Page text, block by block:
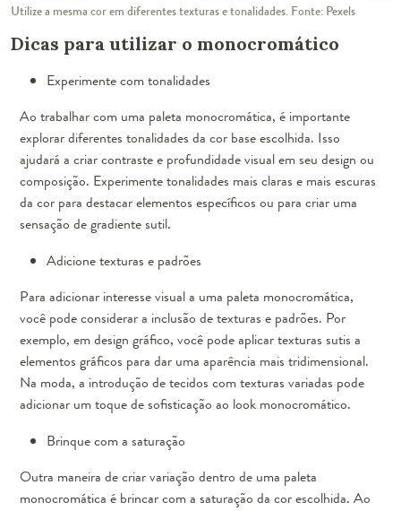
Utilize a mesma cor em diferentes texturas e tonalidades. Fonte: Pexels
Dicas para utilizar o monocromático
Experimente com tonalidades
Ao trabalhar com uma paleta monocromática, é importante
explorar diferentes tonalidades da cor base escolhida. Isso
ajudará a criar contraste e profundidade visual em seu design ou
composição. Experimente tonalidades mais claras e mais escuras
da cor para destacar elementos específicos ou para criar uma
sensação de gradiente sutil.
Adicione texturas e padrões
Para adicionar interesse visual a uma paleta monocromática,
você pode considerar a inclusão de texturas e padrões. Por
exemplo, em design gráfico, você pode aplicar texturas sutis a
elementos gráficos para dar uma aparência mais tridimensional.
Na moda, a introdução de tecidos com texturas variadas pode
adicionar um toque de sofisticação ao look monocromático.
Brinque com a saturação
Outra maneira de criar variação dentro de uma paleta
monocromática é brincar com a saturação da cor escolhida. Ao